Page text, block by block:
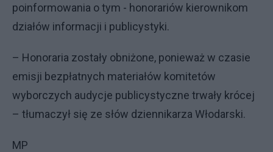
poinformowania o tym - honorariów kierownikom
działów informacji i publicystyki.
– Honoraria zostały obniżone, ponieważ w czasie
emisji bezpłatnych materiałów komitetów
wyborczych audycje publicystyczne trwały krócej
– tłumaczył się ze słów dziennikarza Włodarski.
MP